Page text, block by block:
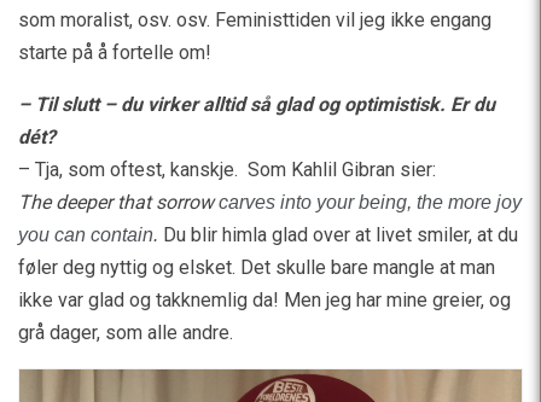
som moralist, osv. osv. Feministtiden vil jeg ikke engang
starte på å fortelle om!
– Til slutt – du virker alltid så glad og optimistisk. Er du
dét?
– Tja, som oftest, kanskje. Som Kahlil Gibran sier:
Thedeeper thatsorrowcarves into your being, the more joy
you can contain. Du blir himla glad over at livet smiler, at du
føler deg nyttig og elsket. Det skulle bare mangle at man
ikke var glad og takknemlig da! Men jeg har mine greier, og
grå dager, som alle andre.